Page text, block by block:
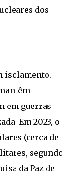
dos
isolamento.
em guerras
Em 2023, o
(cerca de
segundo
da Paz de